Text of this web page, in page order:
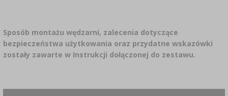
Sposób montażu wędzarni, zalecenia dotyczące
bezpieczeństwa użytkowania oraz przydatne wskazówki
zostały zawarte w Instrukcji dołączonej do zestawu.